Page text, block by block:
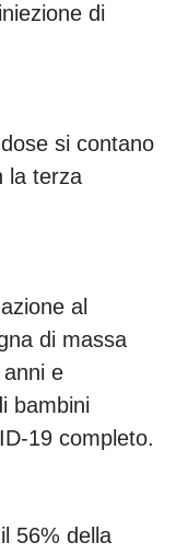
di
si contano
la terza
al
di massa
e
bambini
19 completo.
56% della